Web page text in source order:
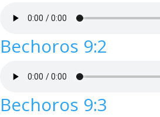
Bechoros 9:2
Bechoros 9:3